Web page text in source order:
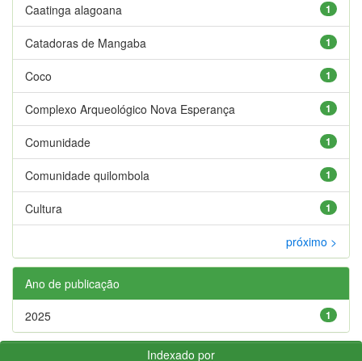
1
Caatinga alagoana
1
Catadoras de Mangaba
1
Coco
1
Complexo Arqueológico Nova Esperança
1
Comunidade
1
Comunidade quilombola
1
Cultura
próximo >
Ano de publicação
1
2025
Indexado por